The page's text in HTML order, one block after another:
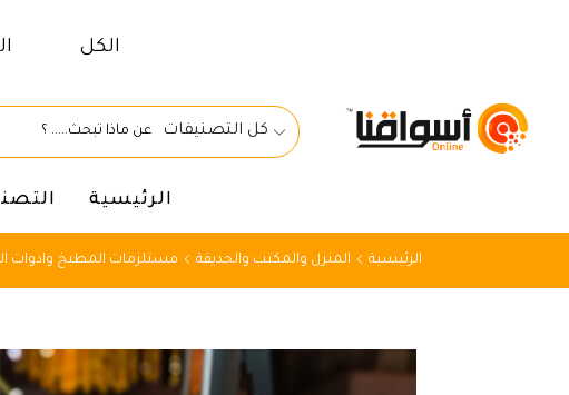
الكل
كل التصنيفات
الرئيسية
الرئيسية المنزل والمكتب والحديقة مستلزمات المطبخ وادوات